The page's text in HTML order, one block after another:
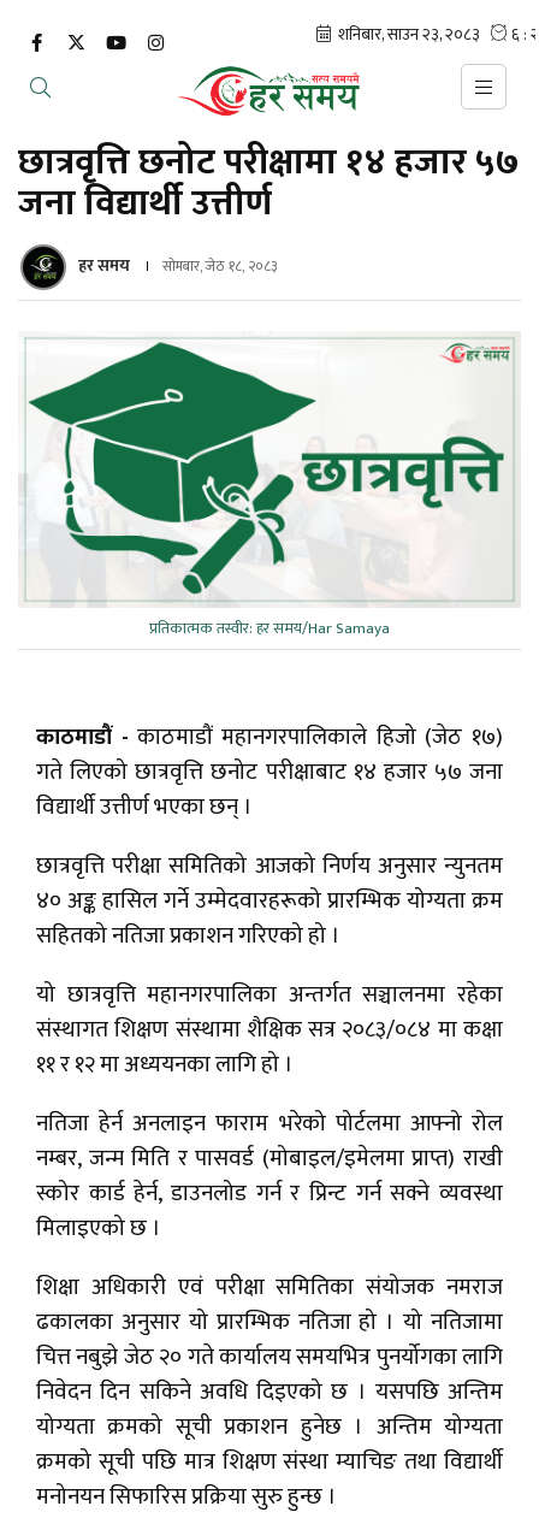
छात्रवृत्ति छनोट परीक्षामा १४ हजार ५७
जना विद्यार्थी उत्तीर्ण
हर समय सोमबार, जेठ १८, २०८३
प्रतिकात्मक तस्वीर: हर समय/Har Samaya
काठमाडौं - काठमाडौं महानगरपालिकाले हिजो (जेठ १७)
गते लिएको छात्रवृत्ति छनोट परीक्षाबाट १४ हजार ५७ जना
विद्यार्थी उत्तीर्ण भएका छन् ।
छात्रवृत्ति परीक्षा समितिको आजको निर्णय अनुसार न्युनतम
४० अङ्क हासिल गर्ने उम्मेदवारहरूको प्रारम्भिक योग्यता क्रम
सहितको नतिजा प्रकाशन गरिएको हो ।
यो छात्रवृत्ति महानगरपालिका अन्तर्गत सञ्चालनमा रहेका
संस्थागत शिक्षण संस्थामा शैक्षिक सत्र २०८३/०८४ मा कक्षा
११ र १२ मा अध्ययनका लागि हो ।
नतिजा हेर्न अनलाइन फाराम भरेको पोर्टलमा आफ्नो रोल
नम्बर, जन्म मिति र पासवर्ड (मोबाइल/इमेलमा प्राप्त) राखी
स्कोर कार्ड हेर्न, डाउनलोड गर्न र प्रिन्ट गर्न सक्ने व्यवस्था
मिलाइएको छ ।
शिक्षा अधिकारी एवं परीक्षा समितिका संयोजक नमराज
ढकालका अनुसार यो प्रारम्भिक नतिजा हो । यो नतिजामा
चित्त नबुझे जेठ २० गते कार्यालय समयभित्र पुनर्योगका लागि
निवेदन दिन सकिने अवधि दिइएको छ । यसपछि अन्तिम
योग्यता क्रमको सूची प्रकाशन हुनेछ । अन्तिम योग्यता
क्रमको सूची पछि मात्र शिक्षण संस्था म्याचिङ तथा विद्यार्थी
मनोनयन सिफारिस प्रक्रिया सुरु हुन्छ ।